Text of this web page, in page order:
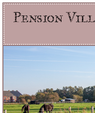
Pension